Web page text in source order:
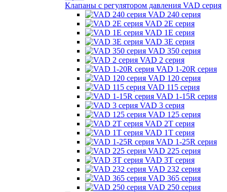
Клапаны с регулятором давления VAD серия
VAD 240 серия
VAD 2E серия
VAD 1E серия
VAD 3E серия
VAD 350 серия
VAD 2 серия
VAD 1-20R серия
VAD 120 серия
VAD 115 серия
VAD 1-15R серия
VAD 3 серия
VAD 125 серия
VAD 2T серия
VAD 1T серия
VAD 1-25R серия
VAD 225 серия
VAD 3T серия
VAD 232 серия
VAD 365 серия
VAD 250 серия